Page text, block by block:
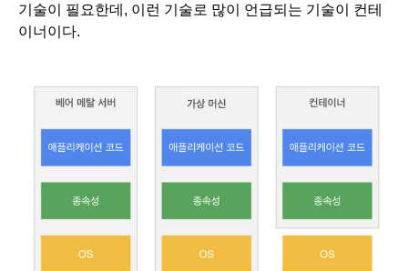
기술이 필요한데, 이런 기술로 많이 언급되는 기술이 컨테
이너이다.